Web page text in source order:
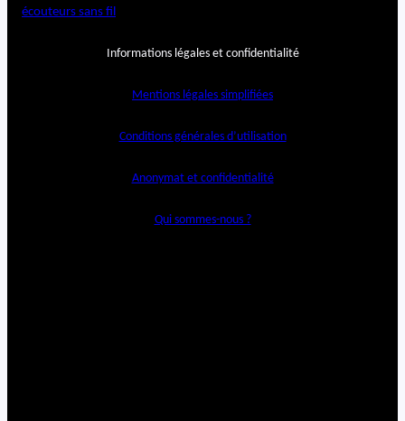
écouteurs sans fil
Informations légales et confidentialité
Mentions légales simplifiées
Conditions générales d’utilisation
Anonymat et confidentialité
Qui sommes-nous ?